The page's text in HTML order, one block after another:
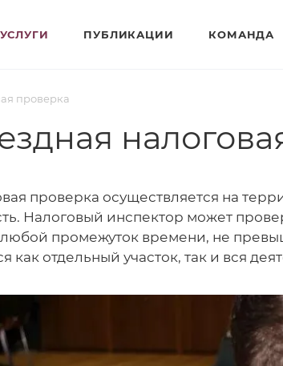
УСЛУГИ ПУБЛИКАЦИИ КОМАНДА
проверка
проверка осуществляется на
Налоговый инспектор может
любой промежуток времени, не
как отдельный участок, так и вся